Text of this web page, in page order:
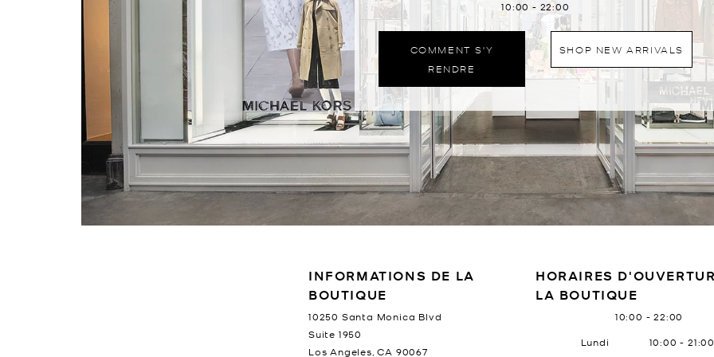
10:00 - 22:00
COMMENT S'Y
RENDRE
SHOP NEW ARRIVALS
RENSEIGNEMENTS SUR LE MAGASIN
INFORMATIONS DE LA
BOUTIQUE
10250 Santa Monica Blvd
Suite 1950
Los Angeles CA 90067
HORAIRES
LA BOUTIQUE
10:00 -22:00
Jour de la semaine Heures
Lundi 10:00 - 21:00